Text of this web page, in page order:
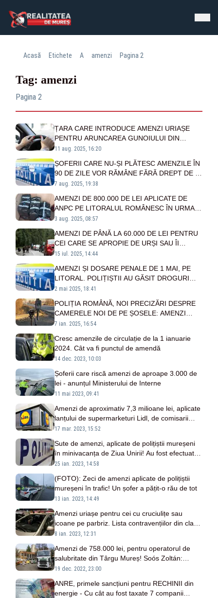
Acasă Etichete A amenzi Pagina 2
Tag: amenzi
Pagina 2
ȚARA CARE INTRODUCE AMENZI URIAȘE
PENTRU ARUNCAREA GUNOIULUI DIN
MAȘINI
11 aug. 2025, 16:20
ȘOFERII CARE NU-ȘI PLĂTESC AMENZILE ÎN
90 DE ZILE VOR RĂMÂNE FĂRĂ DREPT DE A
CONDUCE
7 aug. 2025, 19:38
AMENZI DE 800.000 DE LEI APLICATE DE
ANPC PE LITORALUL ROMÂNESC ÎN URMA
UNOR CONTROALE
3 aug. 2025, 08:57
AMENZI DE PÂNĂ LA 60.000 DE LEI PENTRU
CEI CARE SE APROPIE DE URȘI SAU ÎI
HRĂNESC
15 iul. 2025, 14:44
AMENZI ȘI DOSARE PENALE DE 1 MAI, PE
LITORAL. POLIȚIȘTII AU GĂSIT DROGURI
PRINTRE PETRECĂREȚI
2 mai 2025, 18:41
POLIȚIA ROMÂNĂ, NOI PRECIZĂRI DESPRE
CAMERELE NOI DE PE ȘOSELE: AMENZI
AUTOMATIZATE PENTRU DEPĂȘIREA
7 ian. 2025, 16:54
Cresc amenzile de circulație de la 1 ianuarie
2024. Cât va fi punctul de amendă
14 dec. 2023, 10:03
Șoferii care riscă amenzi de aproape 3.000 de
lei - anunțul Ministerului de Interne
11 mai 2023, 09:41
Amenzi de aproximativ 7,3 milioane lei, aplicate
lanțului de supermarketuri Lidl, de comisarii
ANPC, de la începutul anului! Activitatea a 38
17 mar. 2023, 15:52
Sute de amenzi, aplicate de polițiștii mureșeni
în minivacanța de Ziua Unirii! Au fost efectuate
și 8 percheziții, iar 7 infractori au fost prinși în
25 ian. 2023, 14:58
(FOTO): Zeci de amenzi aplicate de polițiștii
mureșeni în trafic! Un șofer a pățit-o rău de tot
13 ian. 2023, 14:49
Amenzi uriașe pentru cei cu cruciulițe sau
icoane pe parbriz. Lista contravențiilor din clasa
IV din Noul Cod Rutier
8 ian. 2023, 12:31
Amenzi de 758.000 lei, pentru operatorul de
salubritate din Târgu Mureș! Soós Zoltán:
Există din nou ”munți” de gunoaie
19 dec. 2022, 23:00
ANRE, primele sancțiuni pentru RECHINII din
energie - Cu cât au fost taxate 7 companii